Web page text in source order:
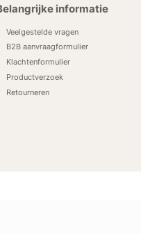
informatie
Veelgestelde vragen
B2B aanvraagformulier
Klachtenformulier
Productverzoek
Retourneren